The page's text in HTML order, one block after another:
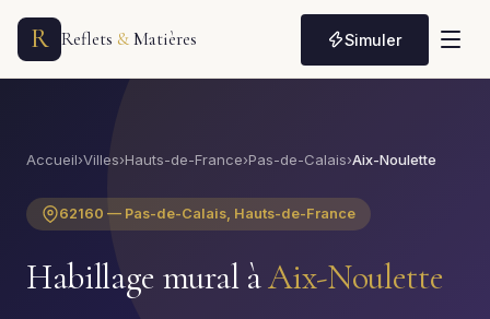
R Reflets &Matières Simuler
Accueil›Villes›Hauts-de-France›Pas-de-Calais›Aix-Noulette
62160 — Pas-de-Calais, Hauts-de-France
Habillage mural àAix-Noulette